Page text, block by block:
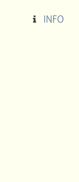
INFO